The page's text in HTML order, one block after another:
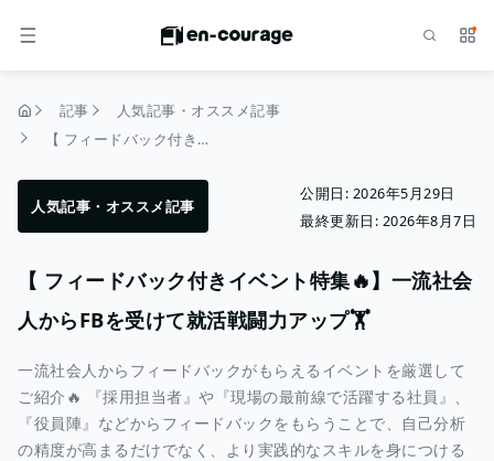
メニュー サ
記事
人気記事・オススメ記事
【 フィードバック付きイベント特集🔥】一流社会人からFBを受けて就活戦闘力アップ🏋️
人気記事・オススメ記事
公開日: 2026年5月29日
最終更新日: 2026年8月7日
【 フィードバック付きイベント特集🔥】一流社会
人からFBを受けて就活戦闘力アップ🏋️
一流社会人からフィードバックがもらえるイベントを厳選して
ご紹介🔥 『採用担当者』や『現場の最前線で活躍する社員』、
『役員陣』などからフィードバックをもらうことで、自己分析
の精度が高まるだけでなく、より実践的なスキルを身につける